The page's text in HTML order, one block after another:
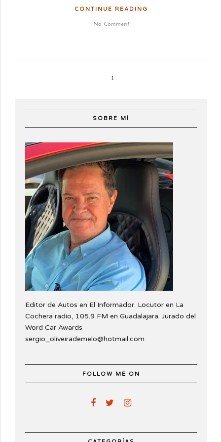
CONTINUE READING
No Comment
1
SOBRE MÍ
Editor de Autos en El Informador. Locutor en La
Cochera radio, 105.9 FM en Guadalajara. Jurado del
Word Car Awards
sergio_oliveirademelo@hotmail.com
FOLLOW ME ON